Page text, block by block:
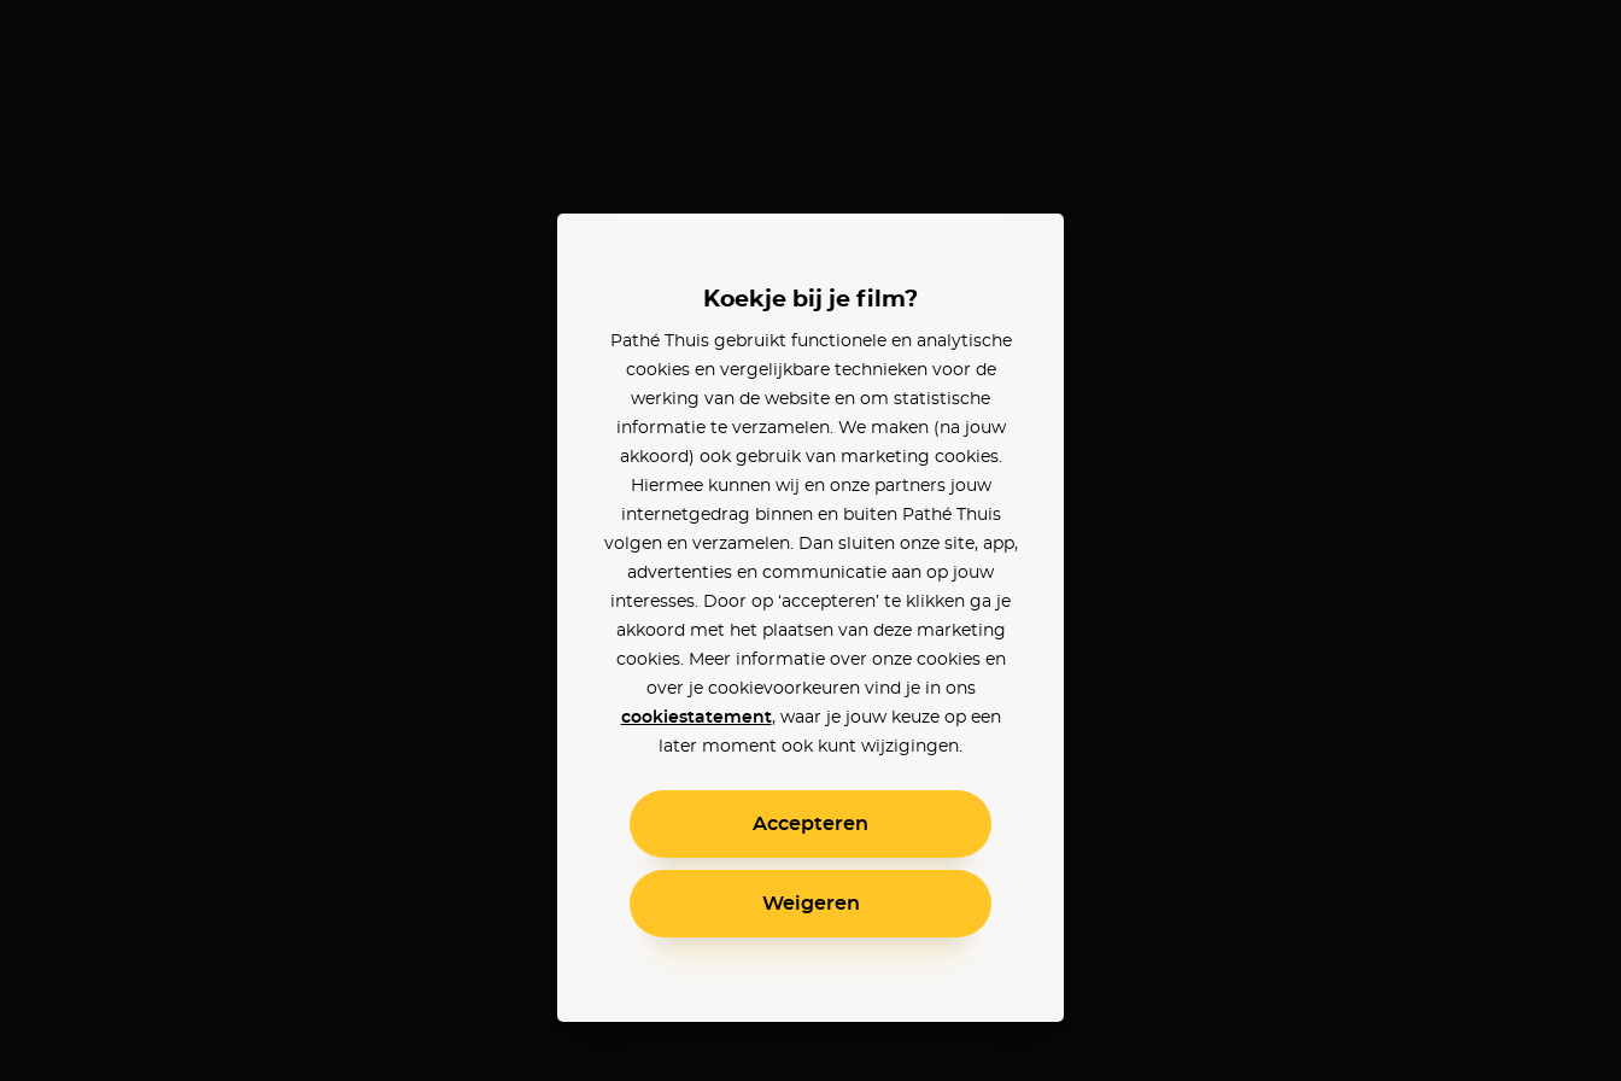
Koekje bij je film?
Pathé Thuis gebruikt functionele en analytische
cookies en vergelijkbare technieken voor de
werking van de website en om statistische
informatie te verzamelen. We maken (na jouw
akkoord) ook gebruik van marketing cookies.
Hiermee kunnen wij en onze partners jouw
internetgedrag binnen en buiten Pathé Thuis
volgen en verzamelen. Dan sluiten onze site, app,
advertenties en communicatie aan op jouw
interesses. Door op ‘accepteren’ te klikken ga je
akkoord met het plaatsen van deze marketing
cookies. Meer informatie over onze cookies en
over je cookievoorkeuren vind je in ons
cookiestatement, waar je jouw keuze op een
later moment ook kunt wijzigingen.
Accepteren
Weigeren